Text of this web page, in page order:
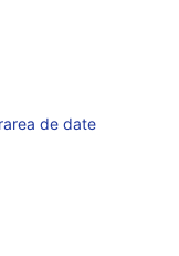
de date